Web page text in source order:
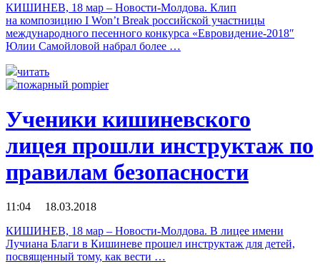
КИШИНЕВ, 18 мар – Новости-Молдова. Клип
на композицию I Won’t Break российской участницы
международного песенного конкурса «Евровидение-2018″
Юлии Самойловой набрал более …
читать
Ученики кишиневского
лицея прошли инструктаж по
правилам безопасности
11:04 18.03.2018
КИШИНЕВ, 18 мар – Новости-Молдова. В лицее имени
Лучиана Благи в Кишиневе прошел инструктаж для детей,
посвященный тому, как вести …